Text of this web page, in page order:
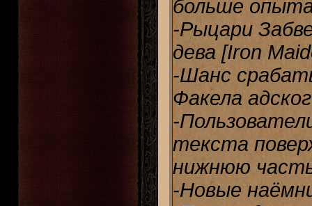
больше
-Рыцари
дева [Iron
-Шанс
Факела
-
текста
нижнюю
-Новые